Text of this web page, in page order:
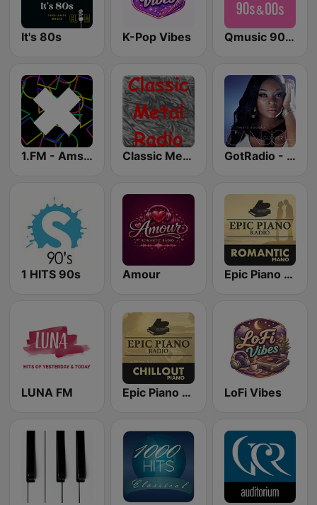
It's 80s K-Pop Vibes Qmusic 90's & 00's
1.FM - Amsterdam Trance Classic Metal Radio GotRadio - Urban Lounge
1 HITS 90s Amour Epic Piano - ROMANTIC PIANO
LUNA FM Epic Piano - CHILLOUT PIANO LoFi Vibes